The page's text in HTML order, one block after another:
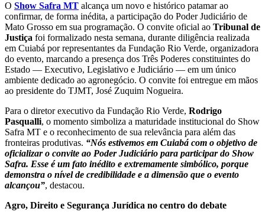
O Show Safra MT alcança um novo e histórico patamar ao
confirmar, de forma inédita, a participação do Poder Judiciário de
Mato Grosso em sua programação. O convite oficial ao Tribunal de
Justiça foi formalizado nesta semana, durante diligência realizada
em Cuiabá por representantes da Fundação Rio Verde, organizadora
do evento, marcando a presença dos Três Poderes constituintes do
Estado — Executivo, Legislativo e Judiciário — em um único
ambiente dedicado ao agronegócio. O convite foi entregue em mãos
ao presidente do TJMT, José Zuquim Nogueira.
Para o diretor executivo da Fundação Rio Verde, Rodrigo
Pasqualli, o momento simboliza a maturidade institucional do Show
Safra MT e o reconhecimento de sua relevância para além das
fronteiras produtivas. “Nós estivemos em Cuiabá com o objetivo de
oficializar o convite ao Poder Judiciário para participar do Show
Safra. Esse é um fato inédito e extremamente simbólico, porque
demonstra o nível de credibilidade e a dimensão que o evento
alcançou”, destacou.
Agro, Direito e Segurança Jurídica no centro do debate